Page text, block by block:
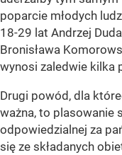
poparcie młodych
18-29 lat Andrzej
Bronisława
wynosi zaledwie kilka
Drugi powód, dla
ważna, to plasowanie
odpowiedzialnej za
się ze składanych